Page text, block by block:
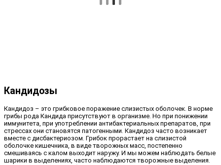
Кандидозы
Кандидоз – это грибковое поражение слизистых оболочек. В норме
грибы рода Кандида присутствуют в организме. Но при понижении
иммунитета, при употреблении антибактериальных препаратов, при
стрессах они становятся патогенными. Кандидоз часто возникает
вместе с дисбактериозом. Грибок прорастает на слизистой
оболочке кишечника, в виде творожных масс, постепенно
смешиваясь с калом выходит наружу. И мы можем наблюдать белые
шарики в выделениях, часто наблюдаются творожные выделения.